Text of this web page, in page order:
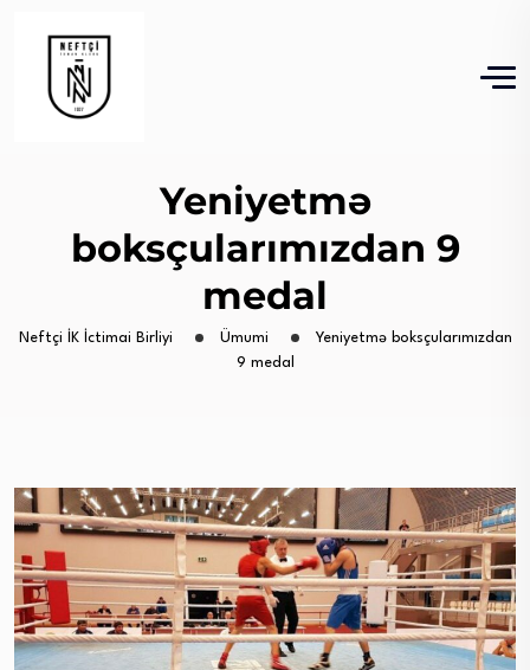
Yeniyetmə
boksçularımızdan 9
medal
Neftçi İK İctimai Birliyi Ümumi
Yeniyetmə boksçularımızdan
9 medal